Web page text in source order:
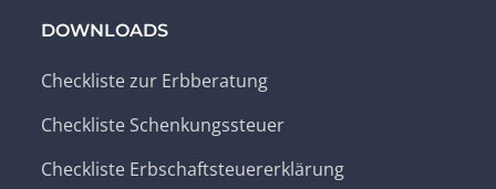
DOWNLOADS
Checkliste zur Erbberatung
Checkliste Schenkungssteuer
Checkliste Erbschaftsteuererklärung